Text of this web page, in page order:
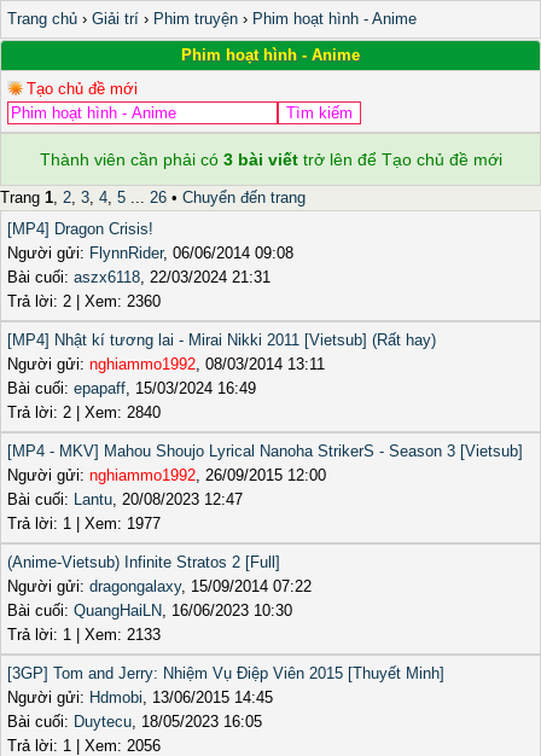
Trang chủ › Giải trí › Phim truyện › Phim hoạt hình - Anime
Phim hoạt hình - Anime
Tạo chủ đề mới
Thành viên cần phải có 3 bài viếttrở lên để Tạo chủ đề mới
Trang 1, 2, 3, 4, 5 ... 26 • Chuyển đến trang
[MP4] Dragon Crisis!
Người gửi: FlynnRider, 06/06/2014 09:08
Bài cuối: aszx6118, 22/03/2024 21:31
Trả lời: 2 | Xem: 2360
[MP4] Nhật kí tương lai - Mirai Nikki 2011 [Vietsub] (Rất hay)
Người gửi: nghiammo1992, 08/03/2014 13:11
Bài cuối: epapaff, 15/03/2024 16:49
Trả lời: 2 | Xem: 2840
[MP4 - MKV] Mahou Shoujo Lyrical Nanoha StrikerS - Season 3 [Vietsub]
Người gửi: nghiammo1992, 26/09/2015 12:00
Bài cuối: Lantu, 20/08/2023 12:47
Trả lời: 1 | Xem: 1977
(Anime-Vietsub) Infinite Stratos 2 [Full]
Người gửi: dragongalaxy, 15/09/2014 07:22
Bài cuối: QuangHaiLN, 16/06/2023 10:30
Trả lời: 1 | Xem: 2133
[3GP] Tom and Jerry: Nhiệm Vụ Điệp Viên 2015 [Thuyết Minh]
Người gửi: Hdmobi, 13/06/2015 14:45
Bài cuối: Duytecu, 18/05/2023 16:05
Trả lời: 1 | Xem: 2056